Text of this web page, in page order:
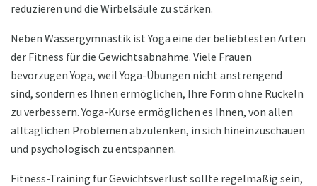
reduzieren und die Wirbelsäule zu stärken.
Neben Wassergymnastik ist Yoga eine der beliebtesten Arten
der Fitness für die Gewichtsabnahme. Viele Frauen
bevorzugen Yoga, weil Yoga-Übungen nicht anstrengend
sind, sondern es Ihnen ermöglichen, Ihre Form ohne Ruckeln
zu verbessern. Yoga-Kurse ermöglichen es Ihnen, von allen
alltäglichen Problemen abzulenken, in sich hineinzuschauen
und psychologisch zu entspannen.
Fitness-Training für Gewichtsverlust sollte regelmäßig sein,